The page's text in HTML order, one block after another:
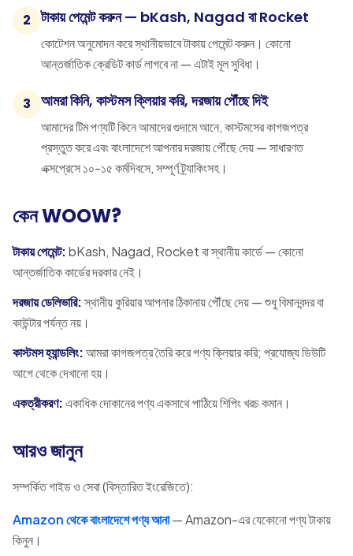
2 টাকায় পেমেন্ট করুন — bKash, Nagad বা Rocket
কোটেশন অনুমোদন করে স্থানীয়ভাবে টাকায় পেমেন্ট করুন। কোনো
আন্তর্জাতিক ক্রেডিট কার্ড লাগবে না — এটাই মূল সুবিধা।
3 আমরা কিনি, কাস্টমস ক্লিয়ার করি, দরজায় পৌঁছে দিই
আমাদের টিম পণ্যটি কিনে আমাদের গুদামে আনে, কাস্টমসের কাগজপত্র
প্রস্তুত করে এবং বাংলাদেশে আপনার দরজায় পৌঁছে দেয় — সাধারণত
এক্সপ্রেসে ১০-১৫ কর্মদিবসে, সম্পূর্ণ ট্র্যাকিংসহ।
কেন WOOW?
টাকায় পেমেন্ট:bKash, Nagad, Rocket বা স্থানীয় কার্ডে — কোনো
আন্তর্জাতিক কার্ডের দরকার নেই।
দরজায় ডেলিভারি:স্থানীয় কুরিয়ার আপনার ঠিকানায় পৌঁছে দেয় — শুধু বিমানবন্দর বা
কাউন্টার পর্যন্ত নয়।
কাস্টমস হ্যান্ডলিং:আমরা কাগজপত্র তৈরি করে পণ্য ক্লিয়ার করি; প্রযোজ্য ডিউটি
আগে থেকে দেখানো হয়।
একত্রীকরণ:একাধিক দোকানের পণ্য একসাথে পাঠিয়ে শিপিং খরচ কমান।
আরও জানুন
সম্পর্কিত গাইড ও সেবা (বিস্তারিত ইংরেজিতে):
Amazon থেকে বাংলাদেশে পণ্য আনা— Amazon-এর যেকোনো পণ্য টাকায়
কিনুন।